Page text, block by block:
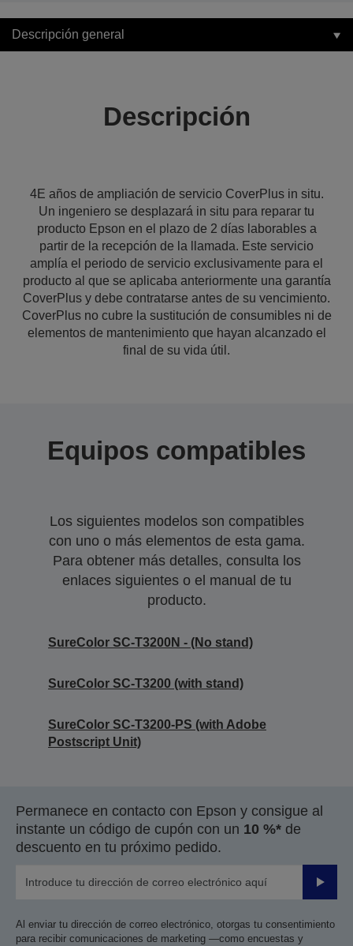
Descripción general
Descripción
4E años de ampliación de servicio CoverPlus in situ.
Un ingeniero se desplazará in situ para reparar tu
producto Epson en el plazo de 2 días laborables a
partir de la recepción de la llamada. Este servicio
amplía el periodo de servicio exclusivamente para el
producto al que se aplicaba anteriormente una garantía
CoverPlus y debe contratarse antes de su vencimiento.
CoverPlus no cubre la sustitución de consumibles ni de
elementos de mantenimiento que hayan alcanzado el
final de su vida útil.
Equipos compatibles
Los siguientes modelos son compatibles
con uno o más elementos de esta gama.
Para obtener más detalles, consulta los
enlaces siguientes o el manual de tu
producto.
SureColor SC-T3200N - (No stand)
SureColor SC-T3200 (with stand)
SureColor SC-T3200-PS (with Adobe
Postscript Unit)
Permanece en contacto con Epson y consigue al
instante un código de cupón con un 10 %* de
descuento en tu próximo pedido.
Enviar
Al enviar tu dirección de correo electrónico, otorgas tu consentimiento
para recibir comunicaciones de marketing —como encuestas y